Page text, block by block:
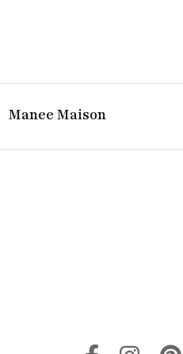
ญิง จิวเวลรี จันทบุรี
Manee Maison